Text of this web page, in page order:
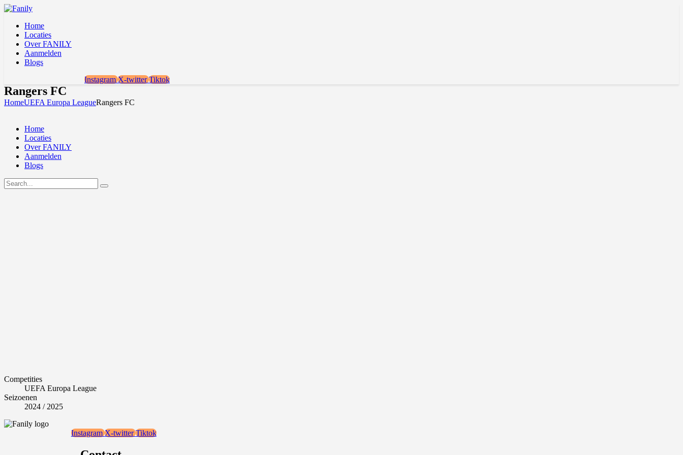
Home
Locaties
Over FANILY
Aanmelden
Blogs
Instagram X-twitter Tiktok
Rangers FC
HomeUEFA Europa LeagueRangers FC
Home
Locaties
Over FANILY
Aanmelden
Blogs
Competities
UEFA Europa League
Seizoenen
2024 / 2025
Instagram X-twitter Tiktok